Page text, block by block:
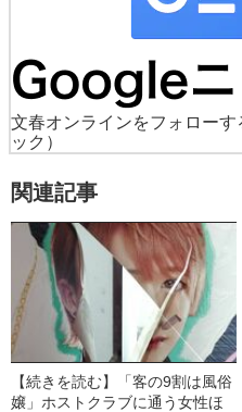
文春オンラインをフォローす
ック）
関連記事
【続きを読む】「客の9割は風俗
嬢」ホストクラブに通う女性ほ